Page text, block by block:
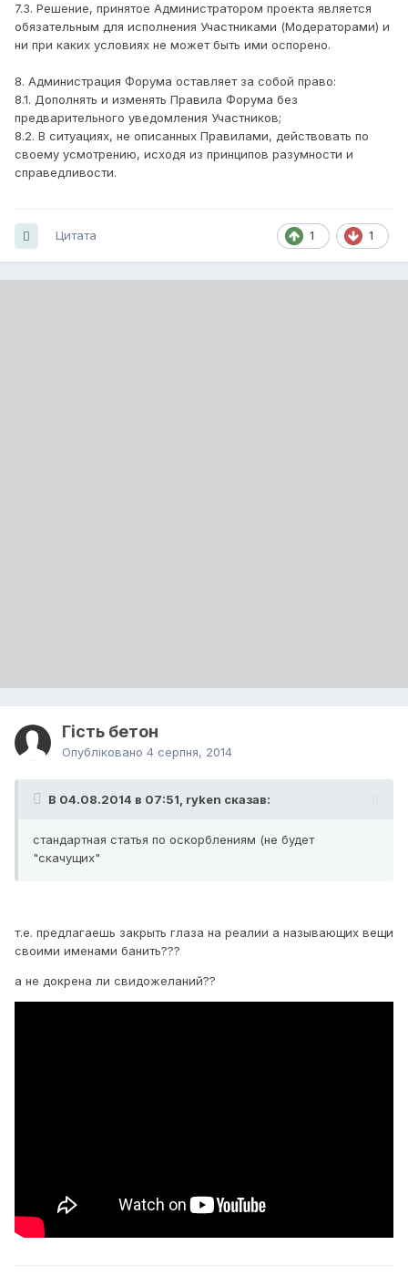
7.3. Решение, принятое Администратором проекта является
обязательным для исполнения Участниками (Модераторами) и
ни при каких условиях не может быть ими оспорено.
8. Администрация Форума оставляет за собой право:
8.1. Дополнять и изменять Правила Форума без
предварительного уведомления Участников;
8.2. В ситуациях, не описанных Правилами, действовать по
своему усмотрению, исходя из принципов разумности и
справедливости.
1 1
Цитата
Гість бетон
Опубліковано 4 серпня, 2014
В 04.08.2014 в 07:51, ryken сказав:
стандартная статья по оскорблениям (не будет
"скачущих"
т.е. предлагаешь закрыть глаза на реалии а называющих вещи
своими именами банить???
а не докрена ли свидожеланий??